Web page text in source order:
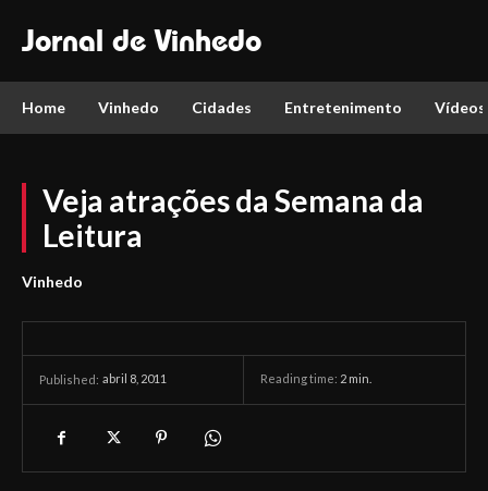
Jornal de Vinhedo
Home Vinhedo Cidades Entretenimento Vídeos
Veja atrações da Semana da
Leitura
Vinhedo
Published: abril 8, 2011 Reading time: 2 min.